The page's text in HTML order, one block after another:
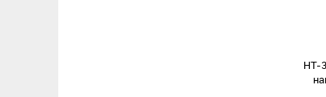
HT-